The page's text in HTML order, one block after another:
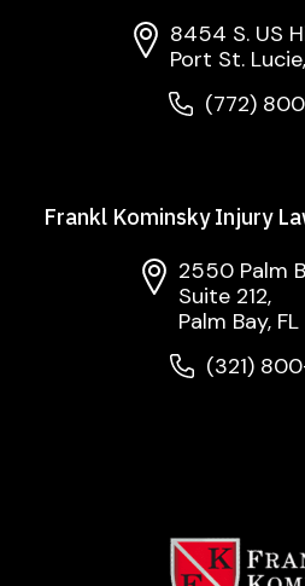
8454 S. US
Port St.
(772)
Frankl Kominsky Injury
2550 Palm
Suite 212,
Palm Bay,
(321)